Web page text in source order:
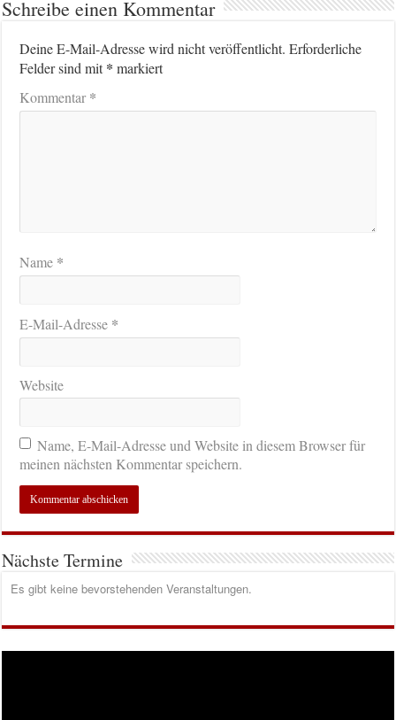
Schreibe einen Kommentar
Deine E-Mail-Adresse wird nicht veröffentlicht. Erforderliche
Felder sind mit* markiert
Kommentar*
Name *
E-Mail-Adresse *
Website
Name, E-Mail-Adresse und Website in diesem Browser für
meinen nächsten Kommentar speichern.
Nächste Termine
Es gibt keine bevorstehenden Veranstaltungen.